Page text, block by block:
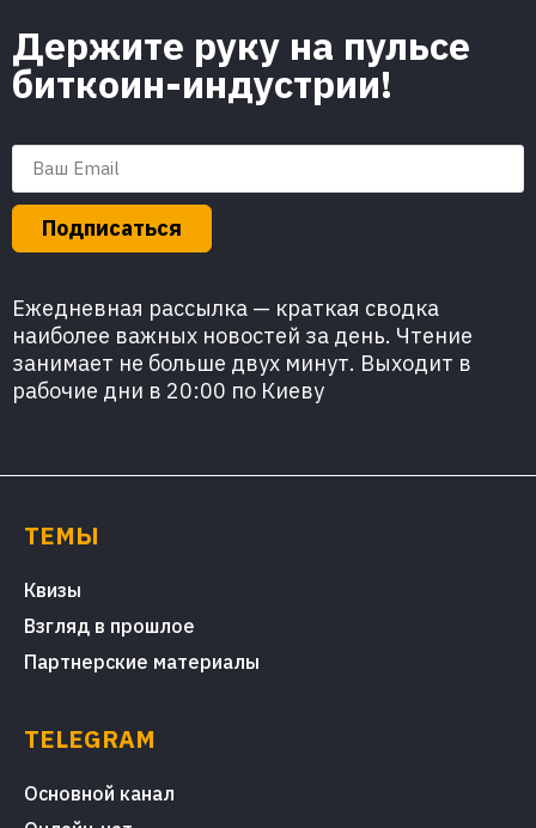
Держите руку на пульсе
биткоин-индустрии!
Подписаться
Ежедневная рассылка — краткая сводка
наиболее важных новостей за день. Чтение
занимает не больше двух минут. Выходит в
рабочие дни в 20:00 по Киеву
ТЕМЫ
Квизы
Взгляд в прошлое
Партнерские материалы
TELEGRAM
Основной канал